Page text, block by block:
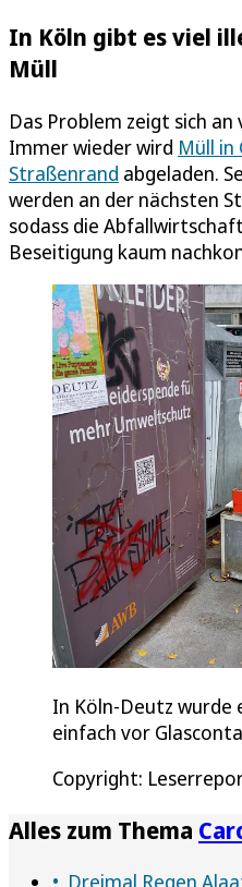
In Köln gibt es viel
Müll
Das Problem zeigt sich
Immer wieder wird Müll in
Straßenrand abgeladen.
werden an der nächsten
sodass die
Beseitigung kaum
In Köln-Deutz wurde
einfach vor
Copyright:
Alles zum Thema
Dreimal Regen